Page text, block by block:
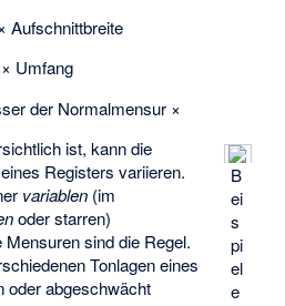
Aufschnittbreite
× Umfang
der Normalmensur ×
B
ei
s
pi
el
e
ist, kann die
Registers variieren.
variablen (im
oder starren)
Mensuren sind die Regel.
Tonlagen eines
oder abgeschwächt